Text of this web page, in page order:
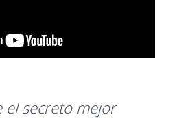
el secreto mejor